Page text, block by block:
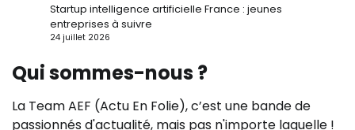
Startup intelligence artificielle France : jeunes
entreprises à suivre
24 juillet 2026
Qui sommes-nous ?
La Team AEF (Actu En Folie), c’est une bande de
passionnés d'actualité, mais pas n'importe laquelle !